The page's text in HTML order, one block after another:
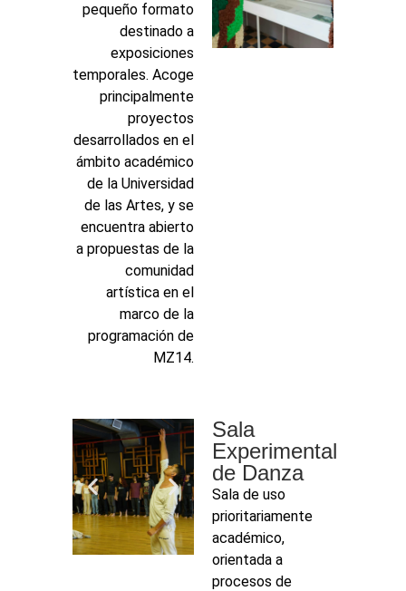
pequeño formato
destinado a
exposiciones
temporales. Acoge
principalmente
proyectos
desarrollados en el
ámbito académico
de la Universidad
de las Artes, y se
encuentra abierto
a propuestas de la
comunidad
artística en el
marco de la
programación de
MZ14.
Sala
Experimental
de Danza
Sala de uso
prioritariamente
académico,
orientada a
procesos de